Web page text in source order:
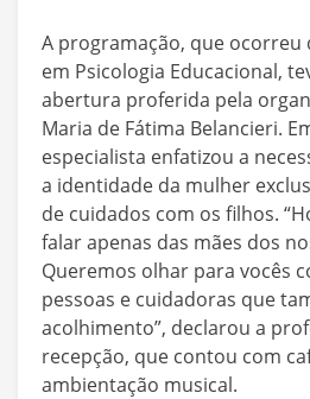
A programação, que ocorreu
em Psicologia Educacional,
abertura proferida pela
Maria de Fátima Belancieri.
especialista enfatizou a
a identidade da mulher
de cuidados com os filhos.
falar apenas das mães dos
Queremos olhar para vocês
pessoas e cuidadoras que
acolhimento”, declarou a
recepção, que contou com
ambientação musical.